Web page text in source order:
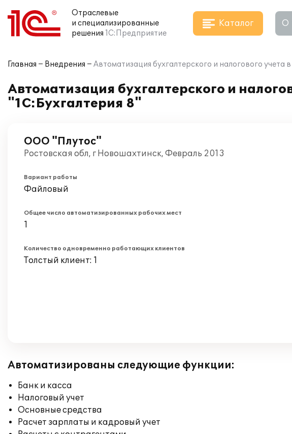
Отраслевые
и специализированные
решения 1С:Предприятие
Каталог О
Главная Внедрения Автоматизация бухгалтерского и налогового
Автоматизация бухгалтерского и
"1С:Бухгалтерия 8"
ООО "Плутос"
Ростовская обл, г Новошахтинск, Февраль 2013
Вариант работы
Файловый
Общее число автоматизированных рабочих мест
1
Количество одновременно работающих клиентов
Толстый клиент: 1
Автоматизированы следующие функции:
Банк и касса
Налоговый учет
Основные средства
Расчет зарплаты и кадровый учет